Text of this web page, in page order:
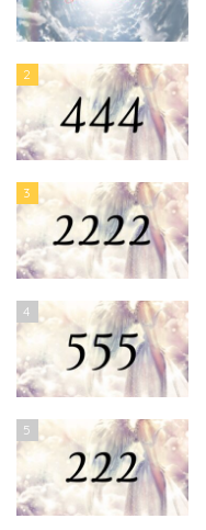
2
3
4
5